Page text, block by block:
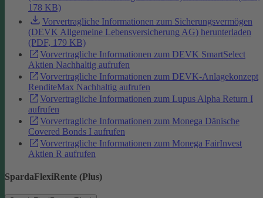
178 KB)
Vorvertragliche Informationen zum Sicherungsvermögen
(DEVK Allgemeine Lebensversicherung AG) herunterladen
(PDF, 179 KB)
Vorvertragliche Informationen zum DEVK SmartSelect
Aktien Nachhaltig aufrufen
Vorvertragliche Informationen zum DEVK-Anlagekonzept
RenditeMax Nachhaltig aufrufen
Vorvertragliche Informationen zum Lupus Alpha Return I
aufrufen
Vorvertragliche Informationen zum Monega Dänische
Covered Bonds I aufrufen
Vorvertragliche Informationen zum Monega FairInvest
Aktien R aufrufen
SpardaFlexiRente (Plus)